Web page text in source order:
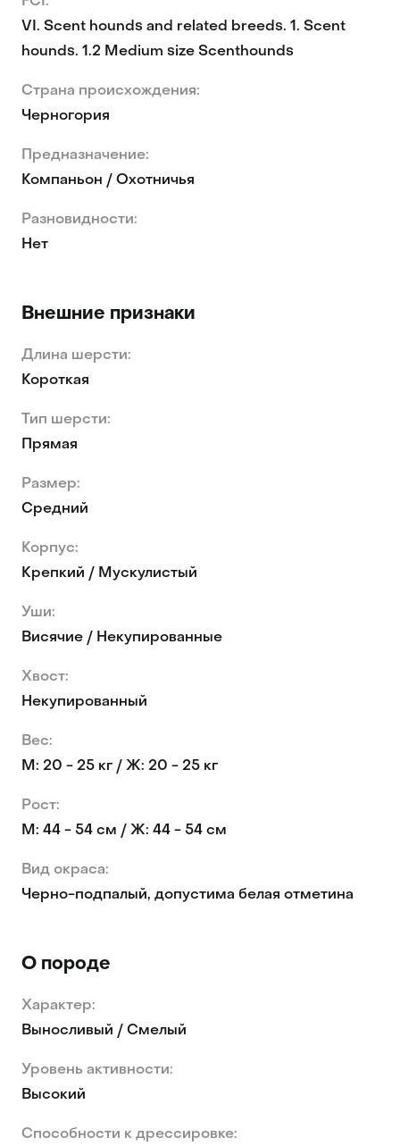
VI. Scent hounds and related breeds. 1. Scent
hounds. 1.2 Medium size Scenthounds
Страна происхождения:
Черногория
Предназначение:
Компаньон / Охотничья
Разновидности:
Нет
Внешние признаки
Длина шерсти:
Короткая
Тип шерсти:
Прямая
Размер:
Средний
Корпус:
Крепкий / Мускулистый
Уши:
Висячие / Некупированные
Хвост:
Некупированный
Вес:
М: 20 - 25 кг / Ж: 20 - 25 кг
Рост:
М: 44 - 54 см / Ж: 44 - 54 см
Вид окраса:
Черно-подпалый, допустима белая отметина
О породе
Характер:
Выносливый / Смелый
Уровень активности:
Высокий
Способности к дрессировке: